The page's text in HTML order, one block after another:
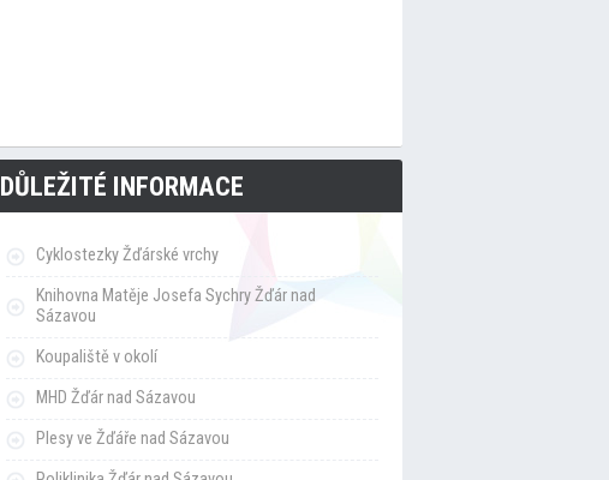
DŮLEŽITÉ INFORMACE
Cyklostezky Žďárské vrchy
Knihovna Matěje Josefa Sychry Žďár nad
Sázavou
Koupaliště v okolí
MHD Žďár nad Sázavou
Plesy ve Žďáře nad Sázavou